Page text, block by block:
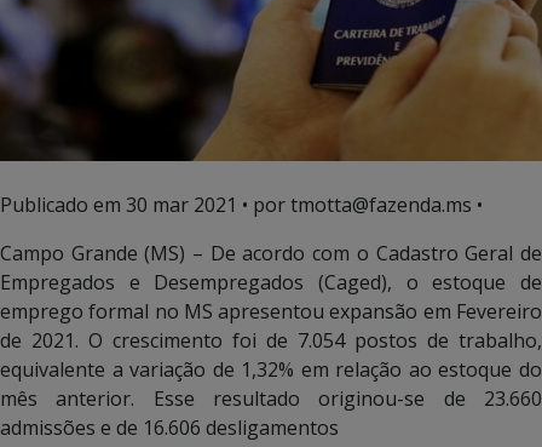
Publicado em 30 mar 2021 • por tmotta@fazenda.ms •
Campo Grande (MS) – De acordo com o Cadastro Geral de
Empregados e Desempregados (Caged), o estoque de
emprego formal no MS apresentou expansão em Fevereiro
de 2021. O crescimento foi de 7.054 postos de trabalho,
equivalente a variação de 1,32% em relação ao estoque do
mês anterior. Esse resultado originou-se de 23.660
admissões e de 16.606 desligamentos